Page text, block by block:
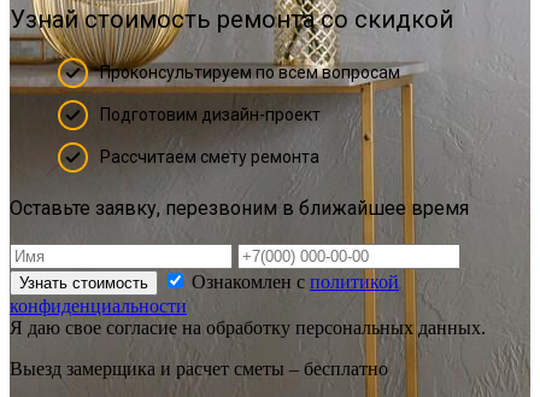
Узнай стоимость ремонта со скидкой
Проконсультируем по всем вопросам
Подготовим дизайн-проект
Рассчитаем смету ремонта
Оставьте заявку, перезвоним в ближайшее время
Узнать стоимость Ознакомлен с политикой
конфиденциальности
Я даю свое согласие на обработку персональных данных.
Выезд замерщика и расчет сметы – бесплатно